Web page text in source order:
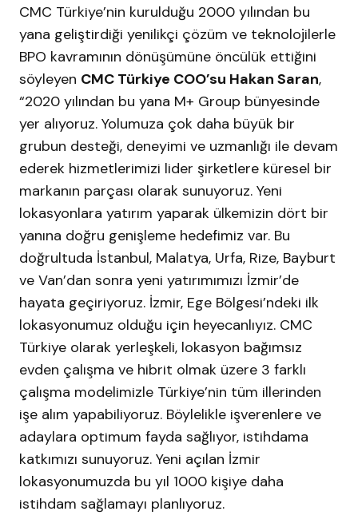
CMC Türkiye’nin kurulduğu 2000 yılından bu
yana geliştirdiği yenilikçi çözüm ve teknolojilerle
BPO kavramının dönüşümüne öncülük ettiğini
söyleyen CMC Türkiye COO’su Hakan Saran,
“2020 yılından bu yana M+ Group bünyesinde
yer alıyoruz. Yolumuza çok daha büyük bir
grubun desteği, deneyimi ve uzmanlığı ile devam
ederek hizmetlerimizi lider şirketlere küresel bir
markanın parçası olarak sunuyoruz. Yeni
lokasyonlara yatırım yaparak ülkemizin dört bir
yanına doğru genişleme hedefimiz var. Bu
doğrultuda İstanbul, Malatya, Urfa, Rize, Bayburt
ve Van’dan sonra yeni yatırımımızı İzmir’de
hayata geçiriyoruz. İzmir, Ege Bölgesi’ndeki ilk
lokasyonumuz olduğu için heyecanlıyız. CMC
Türkiye olarak yerleşkeli, lokasyon bağımsız
evden çalışma ve hibrit olmak üzere 3 farklı
çalışma modelimizle Türkiye’nin tüm illerinden
işe alım yapabiliyoruz. Böylelikle işverenlere ve
adaylara optimum fayda sağlıyor, istihdama
katkımızı sunuyoruz. Yeni açılan İzmir
lokasyonumuzda bu yıl 1000 kişiye daha
istihdam sağlamayı planlıyoruz.